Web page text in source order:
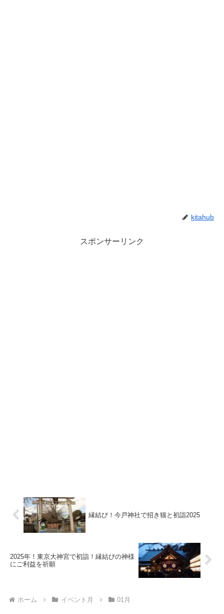
kitahub
スポンサーリンク
縁結び！今戸神社で招き猫と初詣2025
2025年！東京大神宮で初詣！縁結びの神様
にご利益を祈願
ホーム イベント月 01月